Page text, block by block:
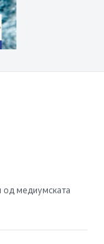
од медиумската